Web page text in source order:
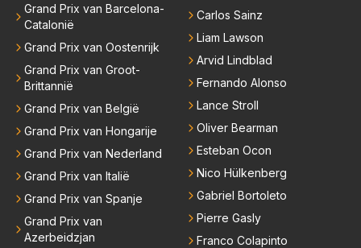
Grand Prix van Barcelona-
Catalonië
Grand Prix van Oostenrijk
Grand Prix van Groot-
Brittannië
Grand Prix van België
Grand Prix van Hongarije
Grand Prix van Nederland
Grand Prix van Italië
Grand Prix van Spanje
Grand Prix van
Azerbeidzjan
Carlos Sainz
Liam Lawson
Arvid Lindblad
Fernando Alonso
Lance Stroll
Oliver Bearman
Esteban Ocon
Nico Hülkenberg
Gabriel Bortoleto
Pierre Gasly
Franco Colapinto